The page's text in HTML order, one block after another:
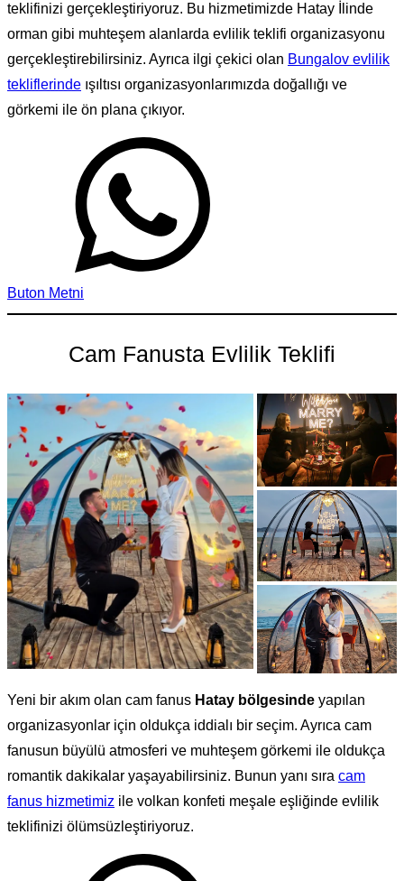
teklifinizi gerçekleştiriyoruz. Bu hizmetimizde Hatay İlinde
orman gibi muhteşem alanlarda evlilik teklifi organizasyonu
gerçekleştirebilirsiniz. Ayrıca ilgi çekici olan Bungalov evlilik
tekliflerinde ışıltısı organizasyonlarımızda doğallığı ve
görkemi ile ön plana çıkıyor.
Buton Metni
Cam Fanusta Evlilik Teklifi
Yeni bir akım olan cam fanus Hatay bölgesinde yapılan
organizasyonlar için oldukça iddialı bir seçim. Ayrıca cam
fanusun büyülü atmosferi ve muhteşem görkemi ile oldukça
romantik dakikalar yaşayabilirsiniz. Bunun yanı sıra cam
fanus hizmetimiz ile volkan konfeti meşale eşliğinde evlilik
teklifinizi ölümsüzleştiriyoruz.